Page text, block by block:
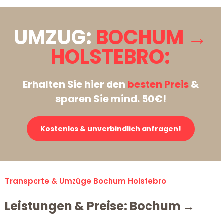
UMZUG: BOCHUM →
HOLSTEBRO:
Erhalten Sie hier den besten Preis&
sparen Sie mind. 50€!
Kostenlos & unverbindlich anfragen!
Transporte & Umzüge Bochum Holstebro
Leistungen & Preise: Bochum →